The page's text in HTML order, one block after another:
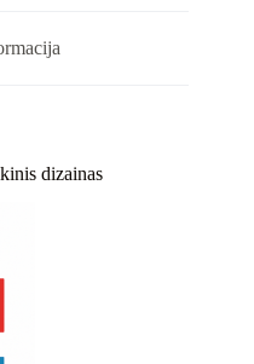
dizainas